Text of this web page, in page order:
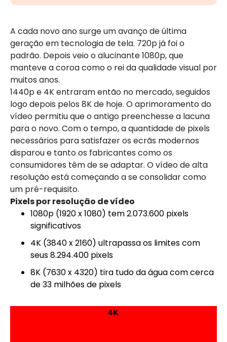
A cada novo ano surge um avanço de última
geração em tecnologia de tela. 720p já foi o
padrão. Depois veio o alucinante 1080p, que
manteve a coroa como o rei da qualidade visual por
muitos anos.
1440p e 4K entraram então no mercado, seguidos
logo depois pelos 8K de hoje. O aprimoramento do
vídeo permitiu que o antigo preenchesse a lacuna
para o novo. Com o tempo, a quantidade de pixels
necessários para satisfazer os ecrãs modernos
disparou e tanto os fabricantes como os
consumidores têm de se adaptar. O vídeo de alta
resolução está começando a se consolidar como
um pré-requisito.
Pixels por resolução de vídeo
1080p (1920 x 1080) tem 2.073.600 pixels
significativos
4K (3840 x 2160) ultrapassa os limites com
seus 8.294.400 pixels
8K (7630 x 4320) tira tudo da água com cerca
de 33 milhões de pixels